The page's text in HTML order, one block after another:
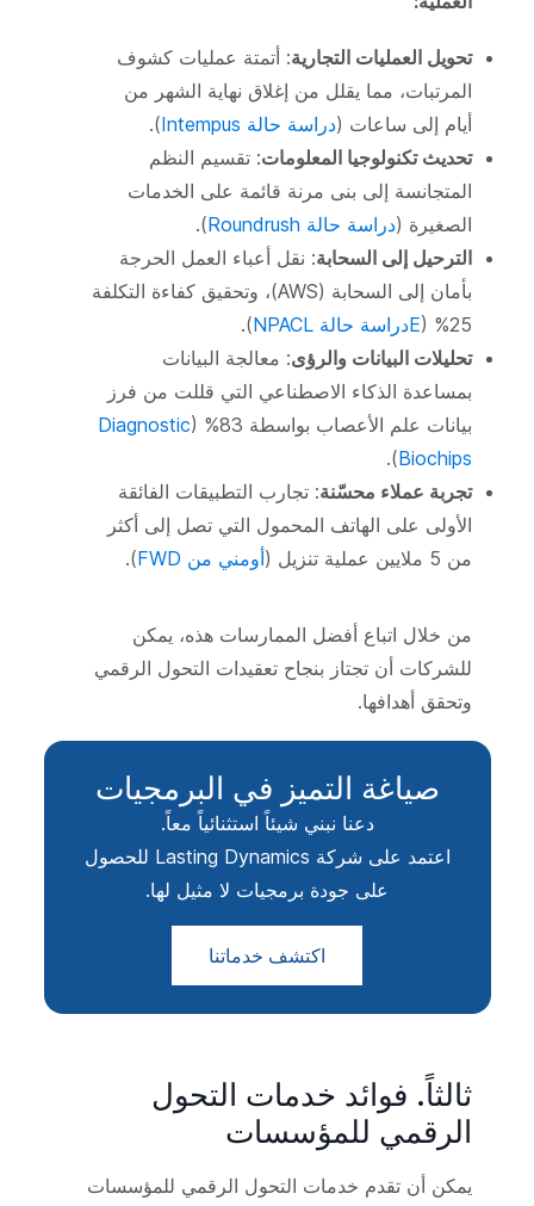
تحويل العمليات التجارية: أتمتة عمليات كشوف
المرتبات، مما يقلل من إغلاق نهاية الشهر من
أيام إلى ساعات (دراسة حالة Intempus
).
تحديث تكنولوجيا المعلومات: تقسيم النظم
المتجانسة إلى بنى مرنة قائمة على الخدمات
الصغيرة (دراسة حالة Roundrush
).
الترحيل إلى السحابة: نقل أعباء العمل الحرجة
بأمان إلى السحابة (AWS)، وتحقيق كفاءة التكلفة
25% (
Eدراسة حالة NPACL
).
تحليلات البيانات والرؤى: معالجة البيانات
بمساعدة الذكاء الاصطناعي التي قللت من فرز
بيانات علم الأعصاب بواسطة 83% (
Diagnostic
Biochips
).
تجربة عملاء محسّنة: تجارب التطبيقات الفائقة
الأولى على الهاتف المحمول التي تصل إلى أكثر
من 5 ملايين عملية تنزيل (
أومني من FWD ).
من خلال اتباع أفضل الممارسات هذه، يمكن
للشركات أن تجتاز بنجاح تعقيدات التحول الرقمي
وتحقق أهدافها.
صياغة التميز في البرمجيات
دعنا نبني شيئاً استثنائياً معاً.
اعتمد على شركة Lasting Dynamics للحصول
على جودة برمجيات لا مثيل لها.
اكتشف خدماتنا
ثالثاً. فوائد خدمات التحول
الرقمي للمؤسسات
يمكن أن تقدم خدمات التحول الرقمي للمؤسسات